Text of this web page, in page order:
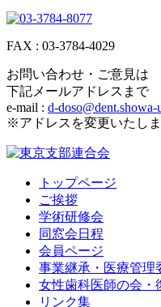
FAX : 03-3784-4029
お問い合わせ・ご意見は
下記メールアドレスまで
e-mail : d-doso@dent.showa-
※アドレスを変更いたしま
トップページ
ご挨拶
学術研修会
同窓会日程
会員ページ
事業継承・医療管理
女性歯科医師の会・
リンク集